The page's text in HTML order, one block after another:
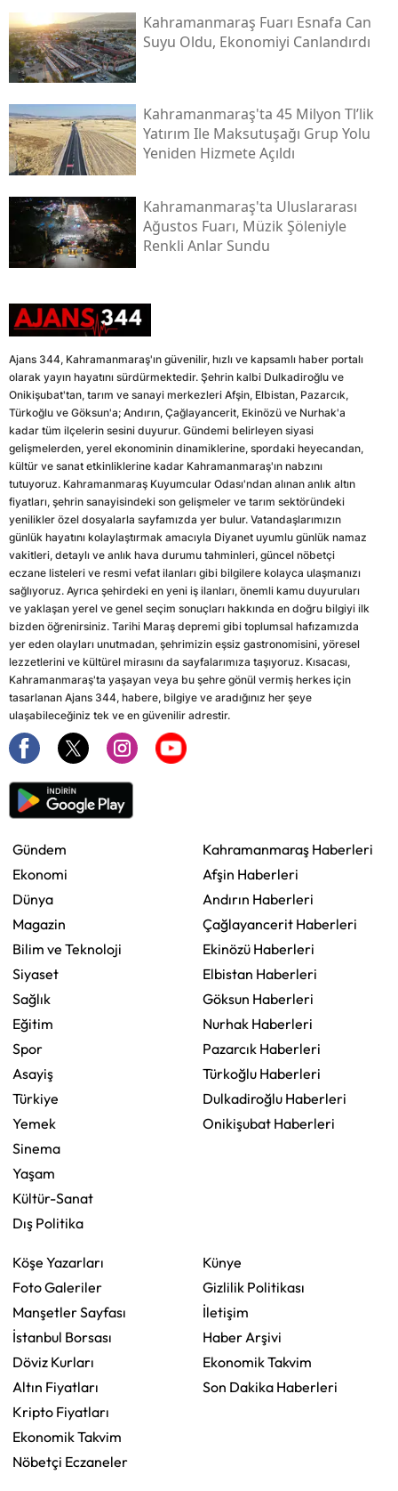
Kahramanmaraş Fuarı Esnafa Can
Suyu Oldu, Ekonomiyi Canlandırdı
Kahramanmaraş'ta 45 Milyon Tl’lik
Yatırım Ile Maksutuşağı Grup Yolu
Yeniden Hizmete Açıldı
Kahramanmaraş'ta Uluslararası
Ağustos Fuarı, Müzik Şöleniyle
Renkli Anlar Sundu
Ajans 344, Kahramanmaraş'ın güvenilir, hızlı ve kapsamlı haber portalı
olarak yayın hayatını sürdürmektedir. Şehrin kalbi Dulkadiroğlu ve
Onikişubat'tan, tarım ve sanayi merkezleri Afşin, Elbistan, Pazarcık,
Türkoğlu ve Göksun'a; Andırın, Çağlayancerit, Ekinözü ve Nurhak'a
kadar tüm ilçelerin sesini duyurur. Gündemi belirleyen siyasi
gelişmelerden, yerel ekonominin dinamiklerine, spordaki heyecandan,
kültür ve sanat etkinliklerine kadar Kahramanmaraş'ın nabzını
tutuyoruz. Kahramanmaraş Kuyumcular Odası'ndan alınan anlık altın
fiyatları, şehrin sanayisindeki son gelişmeler ve tarım sektöründeki
yenilikler özel dosyalarla sayfamızda yer bulur. Vatandaşlarımızın
günlük hayatını kolaylaştırmak amacıyla Diyanet uyumlu günlük namaz
vakitleri, detaylı ve anlık hava durumu tahminleri, güncel nöbetçi
eczane listeleri ve resmi vefat ilanları gibi bilgilere kolayca ulaşmanızı
sağlıyoruz. Ayrıca şehirdeki en yeni iş ilanları, önemli kamu duyuruları
ve yaklaşan yerel ve genel seçim sonuçları hakkında en doğru bilgiyi ilk
bizden öğrenirsiniz. Tarihi Maraş depremi gibi toplumsal hafızamızda
yer eden olayları unutmadan, şehrimizin eşsiz gastronomisini, yöresel
lezzetlerini ve kültürel mirasını da sayfalarımıza taşıyoruz. Kısacası,
Kahramanmaraş'ta yaşayan veya bu şehre gönül vermiş herkes için
tasarlanan Ajans 344, habere, bilgiye ve aradığınız her şeye
ulaşabileceğiniz tek ve en güvenilir adrestir.
Gündem
Ekonomi
Dünya
Magazin
Bilim ve Teknoloji
Siyaset
Sağlık
Eğitim
Spor
Asayiş
Türkiye
Yemek
Sinema
Yaşam
Kültür-Sanat
Dış Politika
Kahramanmaraş Haberleri
Afşin Haberleri
Andırın Haberleri
Çağlayancerit Haberleri
Ekinözü Haberleri
Elbistan Haberleri
Göksun Haberleri
Nurhak Haberleri
Pazarcık Haberleri
Türkoğlu Haberleri
Dulkadiroğlu Haberleri
Onikişubat Haberleri
Köşe Yazarları
Foto Galeriler
Manşetler Sayfası
İstanbul Borsası
Döviz Kurları
Altın Fiyatları
Kripto Fiyatları
Ekonomik Takvim
Nöbetçi Eczaneler
Künye
Gizlilik Politikası
İletişim
Haber Arşivi
Ekonomik Takvim
Son Dakika Haberleri